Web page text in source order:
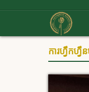
ការហ្វឹកហ្